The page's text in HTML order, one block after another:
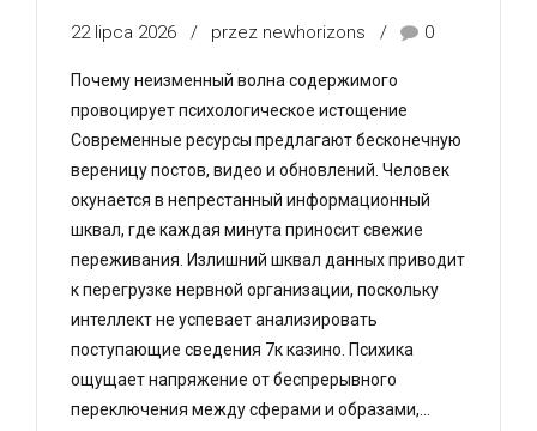
22 lipca 2026 przez newhorizons 0
Почему неизменный волна содержимого
провоцирует психологическое истощение
Современные ресурсы предлагают бесконечную
вереницу постов, видео и обновлений. Человек
окунается в непрестанный информационный
шквал, где каждая минута приносит свежие
переживания. Излишний шквал данных приводит
к перегрузке нервной организации, поскольку
интеллект не успевает анализировать
поступающие сведения 7к казино. Психика
ощущает напряжение от беспрерывного
переключения между сферами и образами,...